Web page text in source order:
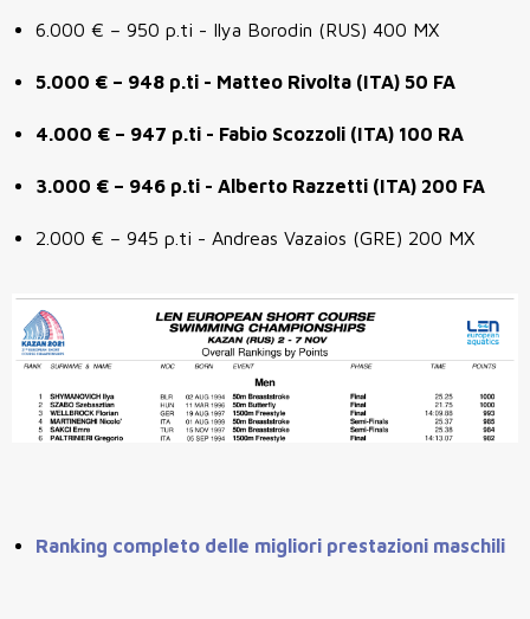
6.000 € – 950 p.ti - Ilya Borodin (RUS) 400 MX
5.000 € – 948 p.ti - Matteo Rivolta (ITA) 50 FA
4.000 € – 947 p.ti - Fabio Scozzoli (ITA) 100 RA
3.000 € – 946 p.ti - Alberto Razzetti (ITA) 200 FA
2.000 € – 945 p.ti - Andreas Vazaios (GRE) 200 MX
Ranking completo delle migliori prestazioni maschili